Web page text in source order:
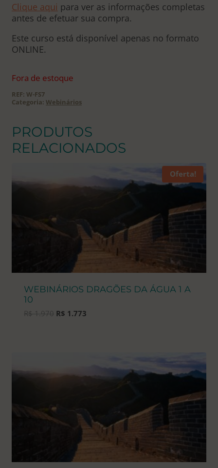
Clique aqui para ver as informações completas
antes de efetuar sua compra.
Este curso está disponível apenas no formato
ONLINE.
Fora de estoque
REF: W-FS7
Categoria: Webinários
PRODUTOS
RELACIONADOS
Oferta!
WEBINÁRIOS DRAGÕES DA ÁGUA 1 A
10
R$1.970 O
R$ 1.773